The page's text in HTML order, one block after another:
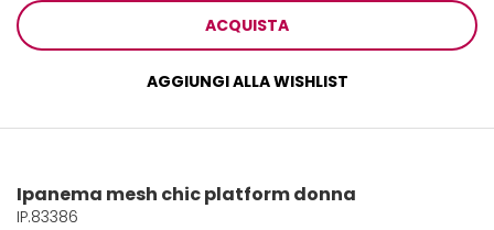
ACQUISTA
AGGIUNGI ALLA WISHLIST
Ipanema mesh chic platform donna
IP.83386